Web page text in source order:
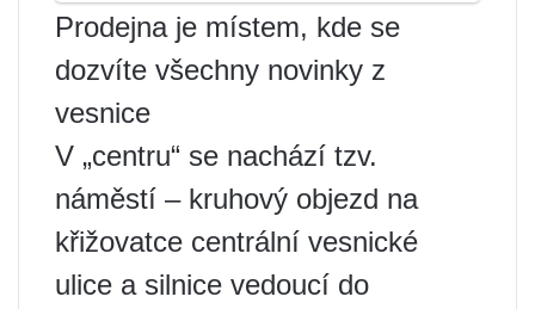
Prodejna je místem, kde se
dozvíte všechny novinky z
vesnice
V „centru“ se nachází tzv.
náměstí – kruhový objezd na
křižovatce centrální vesnické
ulice a silnice vedoucí do